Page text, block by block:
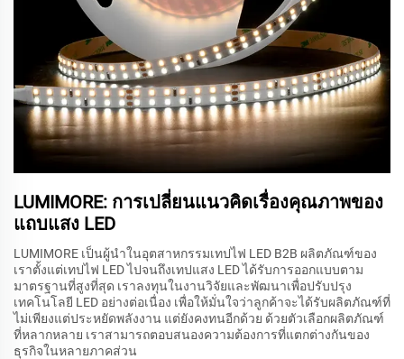
LUMIMORE: การเปลี่ยนแนวคิดเรื่องคุณภาพของ
แถบแสง LED
LUMIMORE เป็นผู้นำในอุตสาหกรรมเทปไฟ LED B2B ผลิตภัณฑ์ของ
เราตั้งแต่เทปไฟ LED ไปจนถึงเทปแสง LED ได้รับการออกแบบตาม
มาตรฐานที่สูงที่สุด เราลงทุนในงานวิจัยและพัฒนาเพื่อปรับปรุง
เทคโนโลยี LED อย่างต่อเนื่อง เพื่อให้มั่นใจว่าลูกค้าจะได้รับผลิตภัณฑ์ที่
ไม่เพียงแต่ประหยัดพลังงาน แต่ยังคงทนอีกด้วย ด้วยตัวเลือกผลิตภัณฑ์
ที่หลากหลาย เราสามารถตอบสนองความต้องการที่แตกต่างกันของ
ธุรกิจในหลายภาคส่วน